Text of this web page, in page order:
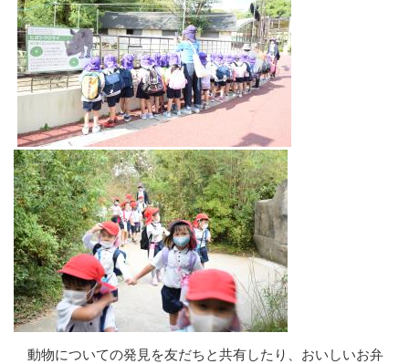
動物についての発見を友だちと共有したり、おいしいお弁